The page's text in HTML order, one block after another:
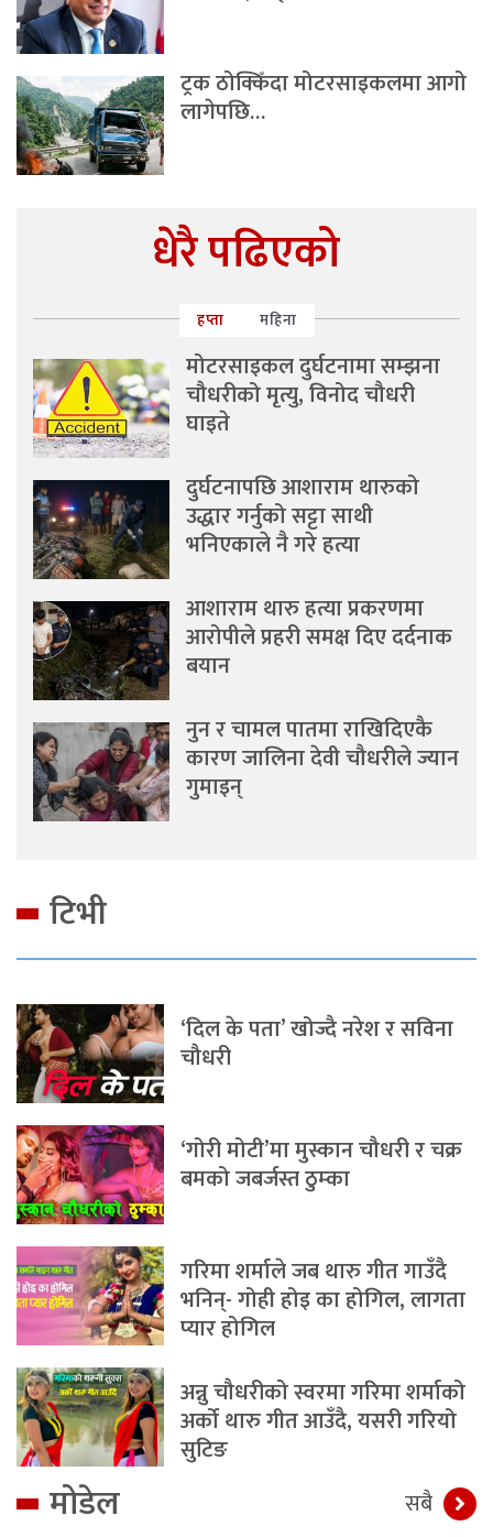
ट्रक ठोक्किँदा मोटरसाइकलमा आगो
लागेपछि…
धेरै पढिएको
हप्ता महिना
मोटरसाइकल दुर्घटनामा सम्झना
चौधरीको मृत्यु, विनोद चौधरी
घाइते
दुर्घटनापछि आशाराम थारुको
उद्धार गर्नुको सट्टा साथी
भनिएकाले नै गरे हत्या
आशाराम थारु हत्या प्रकरणमा
आरोपीले प्रहरी समक्ष दिए दर्दनाक
बयान
नुन र चामल पातमा राखिदिएकै
कारण जालिना देवी चौधरीले ज्यान
गुमाइन्
टिभी
‘दिल के पता’ खोज्दै नरेश र सविना
चौधरी
‘गोरी मोटी’मा मुस्कान चौधरी र चक्र
बमको जबर्जस्त ठुम्का
गरिमा शर्माले जब थारु गीत गाउँदै
भनिन्- गोही होइ का होगिल, लागता
प्यार होगिल
अन्नु चौधरीको स्वरमा गरिमा शर्माको
अर्को थारु गीत आउँदै, यसरी गरियो
सुटिङ
मोडेल सबै